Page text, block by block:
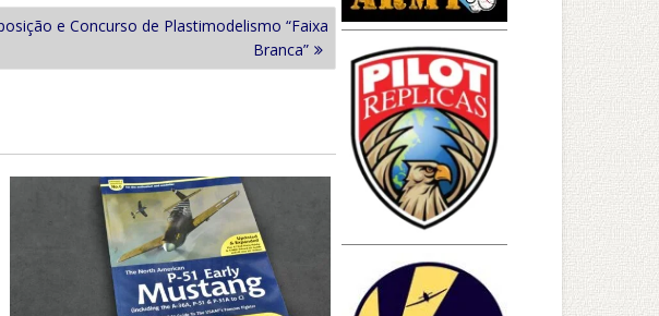
e Concurso de Plastimodelismo “Faixa
Branca”